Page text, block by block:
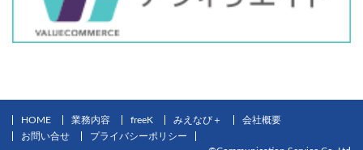
HOME 業務内容 freeK みえなび＋
会社概要
お問い合せ
プライバシーポリシー